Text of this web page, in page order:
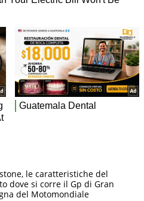
le caratteristiche del
dove si corre il Gp di Gran
del Motomondiale